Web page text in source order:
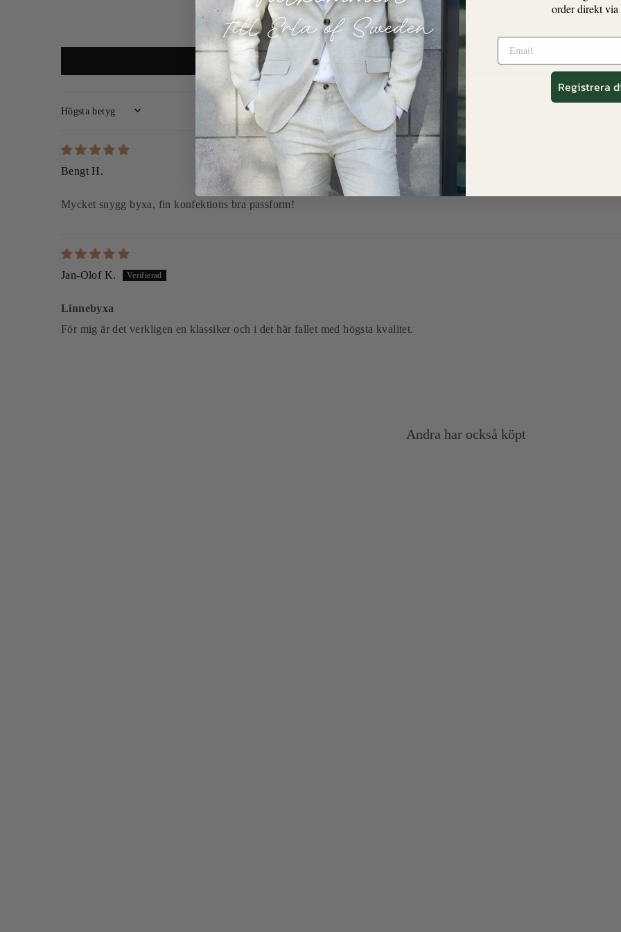
0
Skriv en recension
SORT BY
Bengt H.
Mycket snygg byxa, fin konfektions bra passform!
Jan-Olof K.
Linnebyxa
För mig är det verkligen en klassiker och i det här fallet med högsta kvalitet.
Andra har också köpt
order direkt via
Registrera